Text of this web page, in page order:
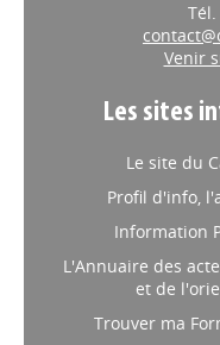
Venir
Les sites
Le site du
Profil d'info,
Information
L'Annuaire des
et de
Trouver ma